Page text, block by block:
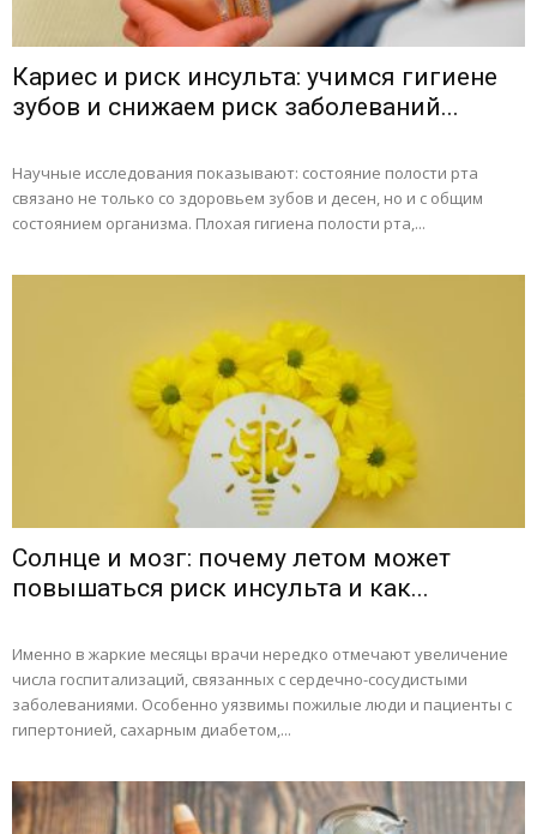
Кариес и риск инсульта: учимся гигиене
зубов и снижаем риск заболеваний...
Научные исследования показывают: состояние полости рта
связано не только со здоровьем зубов и десен, но и с общим
состоянием организма. Плохая гигиена полости рта,...
Солнце и мозг: почему летом может
повышаться риск инсульта и как...
Именно в жаркие месяцы врачи нередко отмечают увеличение
числа госпитализаций, связанных с сердечно-сосудистыми
заболеваниями. Особенно уязвимы пожилые люди и пациенты с
гипертонией, сахарным диабетом,...